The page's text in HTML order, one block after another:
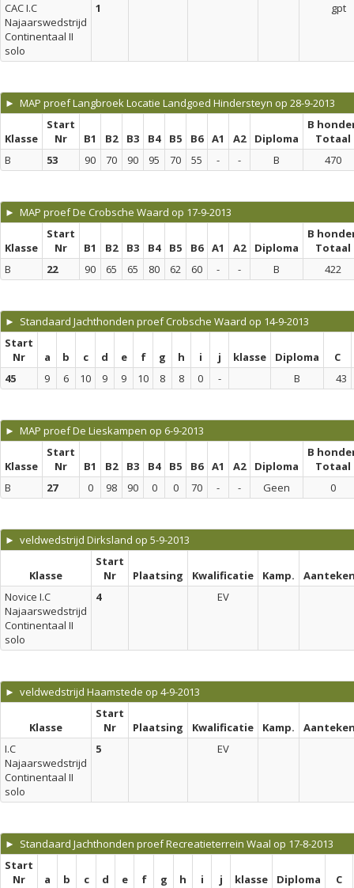
CAC I.C
Najaarswedstrijd
Continentaal II
solo
1 gpt
► MAP proef Langbroek Locatie Landgoed Hindersteyn op 28-9-2013
Klasse
Start
Nr
B1 B2 B3 B4 B5 B6 A1 A2 Diploma
B
Totaal
B
53 90 70 90 95 70 55 - - B 470
► MAP proef De Crobsche Waard op 17-9-2013
Klasse
Start
Nr
B1 B2 B3 B4 B5 B6 A1 A2 Diploma
B
Totaal
B
22 90 65 65 80 62 60 - - B 422
► Standaard Jachthonden proef Crobsche Waard op 14-9-2013
Start
Nr
a b c d e f g h i j klasse Diploma
C
45
9 6 10 9 9 10 8 8 0 - B 43
► MAP proef De Lieskampen op 6-9-2013
Klasse
Start
Nr
B1 B2 B3 B4 B5 B6 A1 A2 Diploma
B
Totaal
B
27 0 98 90 0 0 70 - - Geen 0
► veldwedstrijd Dirksland op 5-9-2013
Klasse
Start
Nr
Plaatsing Kwalificatie Kamp.
Novice I.C
Najaarswedstrijd
Continentaal II
solo
4 EV
► veldwedstrijd Haamstede op 4-9-2013
Klasse
Start
Nr
Plaatsing Kwalificatie Kamp.
I.C
Najaarswedstrijd
Continentaal II
solo
5 EV
► Standaard Jachthonden proef Recreatieterrein Waal op 17-8-2013
Start
Nr
a b c d e f g h i j klasse Diploma C